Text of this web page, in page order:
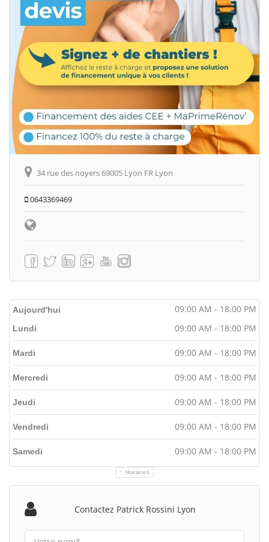
34 rue des noyers 69005 Lyon FR Lyon
0643369469
Aujourd'hui 09:00 AM - 18:00 PM
Horaires
Lundi 09:00 AM - 18:00 PM
Mardi 09:00 AM - 18:00 PM
Mercredi 09:00 AM - 18:00 PM
Jeudi 09:00 AM - 18:00 PM
Vendredi 09:00 AM - 18:00 PM
Samedi 09:00 AM - 18:00 PM
Contactez Patrick Rossini Lyon